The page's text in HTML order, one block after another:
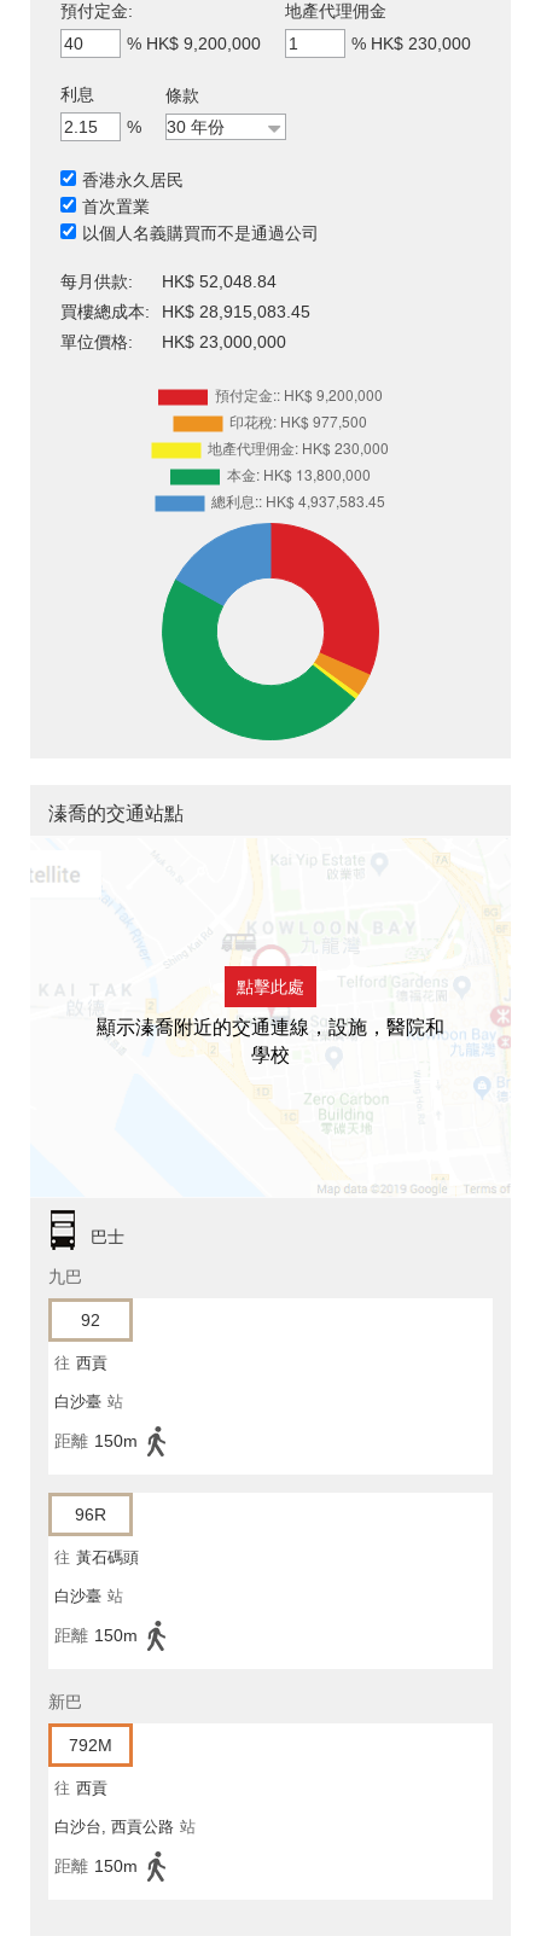
預付定金:
% HK$ 9,200,000
地產代理佣金
% HK$ 230,000
利息
%
條款
香港永久居民
首次置業
以個人名義購買而不是通過公司
每月供款:
HK$ 52,048.84
買樓總成本:
HK$ 28,915,083.45
單位價格:
HK$ 23,000,000
溱喬的交通站點
點擊此處
顯示溱喬附近的交通連線，設施，醫院和
學校
巴士
九巴
92
往 西貢
白沙臺 站
距離 150m
96R
往 黃石碼頭
白沙臺 站
距離 150m
新巴
792M
往 西貢
白沙台, 西貢公路 站
距離 150m